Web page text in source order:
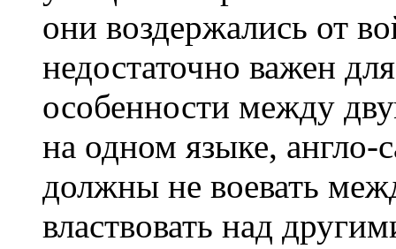
они воздержались от
недостаточно важен
особенности между
на одном языке, англо-
должны не воевать
властвовать над